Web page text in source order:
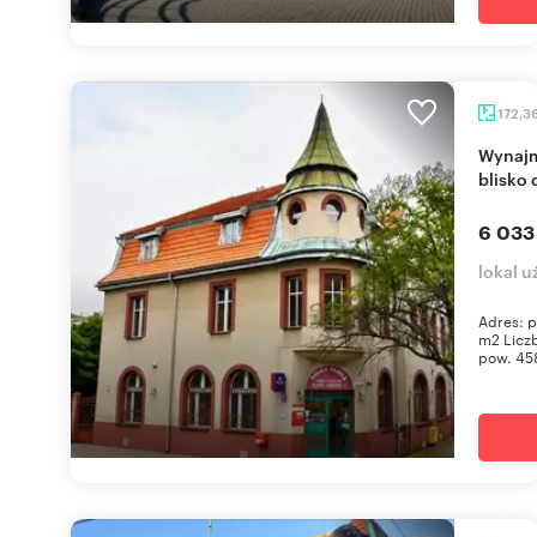
Wynajmę przestronny lokal 172 m² w Chorzowie
blisko
6 033
lokal
Adres:
m2
pow.